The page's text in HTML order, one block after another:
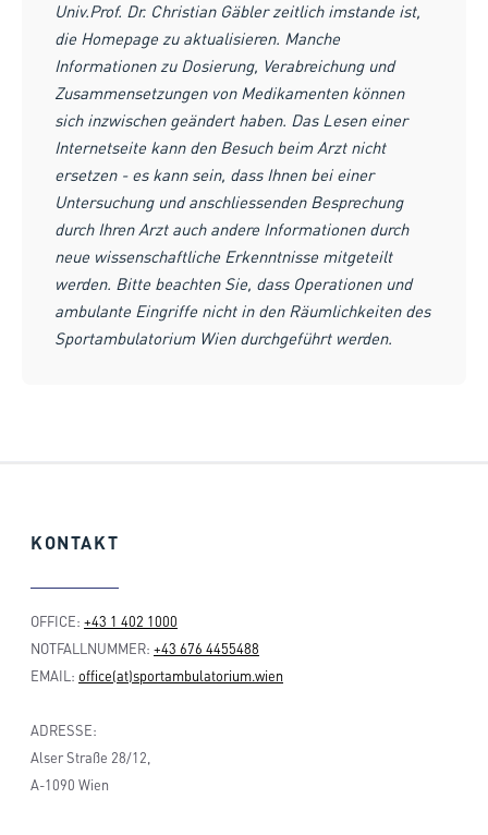
Univ.Prof. Dr. Christian Gäbler zeitlich imstande ist,
die Homepage zu aktualisieren. Manche
Informationen zu Dosierung, Verabreichung und
Zusammensetzungen von Medikamenten können
sich inzwischen geändert haben. Das Lesen einer
Internetseite kann den Besuch beim Arzt nicht
ersetzen - es kann sein, dass Ihnen bei einer
Untersuchung und anschliessenden Besprechung
durch Ihren Arzt auch andere Informationen durch
neue wissenschaftliche Erkenntnisse mitgeteilt
werden. Bitte beachten Sie, dass Operationen und
ambulante Eingriffe nicht in den Räumlichkeiten des
Sportambulatorium Wien durchgeführt werden.
KONTAKT
OFFICE: +43 1 402 1000
NOTFALLNUMMER: +43 676 4455488
EMAIL: office(at)sportambulatorium.wien
ADRESSE:
Alser Straße 28/12,
A-1090 Wien